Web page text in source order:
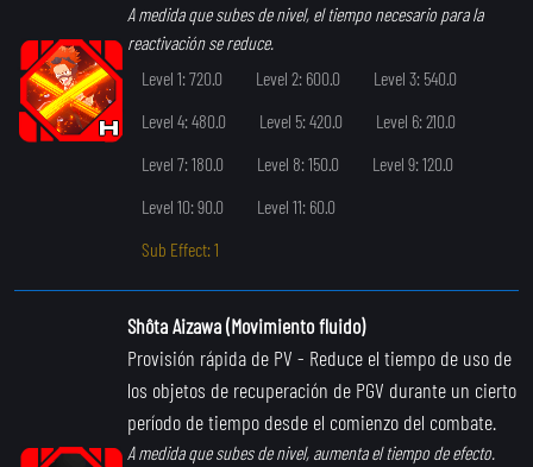
A medida que subes de nivel, el tiempo necesario para la
reactivación se reduce.
Level 1: 720.0
Level 2: 600.0
Level 3: 540.0
Level 4: 480.0
Level 5: 420.0
Level 6: 210.0
Level 7: 180.0
Level 8: 150.0
Level 9: 120.0
Level 10: 90.0
Level 11: 60.0
Sub Effect: 1
Shôta Aizawa (Movimiento fluido)
Provisión rápida de PV - Reduce el tiempo de uso de
los objetos de recuperación de PGV durante un cierto
período de tiempo desde el comienzo del combate.
A medida que subes de nivel, aumenta el tiempo de efecto.